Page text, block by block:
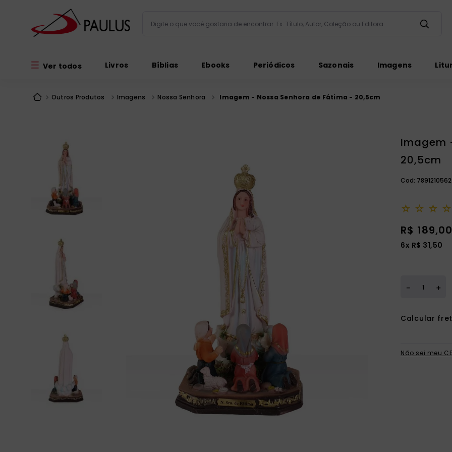
Ver todos Livros Bíblias Ebooks Periódicos Sazonais Imagens
Outros Produtos Imagens Nossa Senhora Imagem - Nossa Senhora de Fátima - 20,5cm
Imagem
20,5cm
Cod:
☆ ☆ ☆ ☆
R$ 189,00
6x R$ 31,50
＋
－
Não sei meu
bíblia ave maria